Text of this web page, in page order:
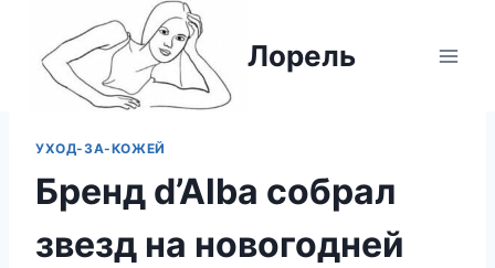
содержимому
Лорель
УХОД-ЗА-КОЖЕЙ
Бренд d’Alba собрал
звезд на новогодней